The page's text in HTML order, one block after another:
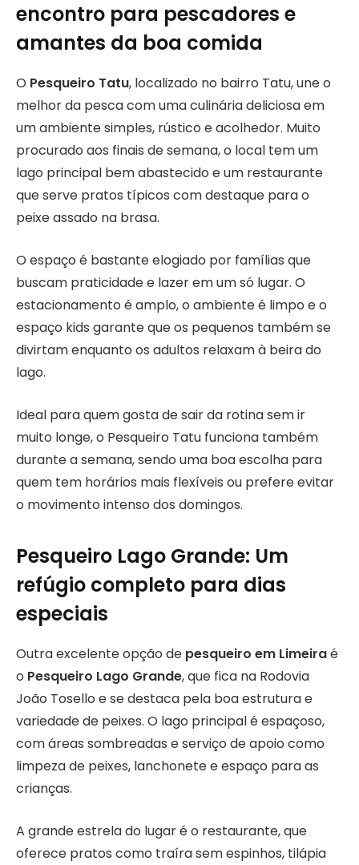
encontro para pescadores e
amantes da boa comida
O Pesqueiro Tatu, localizado no bairro Tatu, une o
melhor da pesca com uma culinária deliciosa em
um ambiente simples, rústico e acolhedor. Muito
procurado aos finais de semana, o local tem um
lago principal bem abastecido e um restaurante
que serve pratos típicos com destaque para o
peixe assado na brasa.
O espaço é bastante elogiado por famílias que
buscam praticidade e lazer em um só lugar. O
estacionamento é amplo, o ambiente é limpo e o
espaço kids garante que os pequenos também se
divirtam enquanto os adultos relaxam à beira do
lago.
Ideal para quem gosta de sair da rotina sem ir
muito longe, o Pesqueiro Tatu funciona também
durante a semana, sendo uma boa escolha para
quem tem horários mais flexíveis ou prefere evitar
o movimento intenso dos domingos.
Pesqueiro Lago Grande: Um
refúgio completo para dias
especiais
Outra excelente opção de pesqueiro em Limeiraé
o Pesqueiro Lago Grande, que fica na Rodovia
João Tosello e se destaca pela boa estrutura e
variedade de peixes. O lago principal é espaçoso,
com áreas sombreadas e serviço de apoio como
limpeza de peixes, lanchonete e espaço para as
crianças.
A grande estrela do lugar é o restaurante, que
oferece pratos como traíra sem espinhos, tilápia